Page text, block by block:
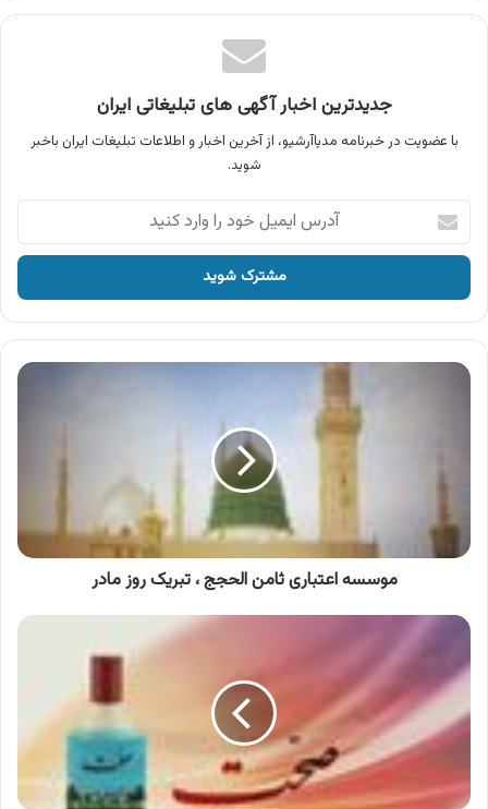
جدیدترین اخبار آگهی های تبلیغاتی ایران
با عضویت در خبرنامه مدیاآرشیو، از آخرین اخبار و اطلاعات تبلیغات ایران باخبر
شوید.
آدرس
ایمیل
خود
وارد
کنید
موسسه
تبریک
مادر
موسسه اعتباری ثامن الحجج ، تبریک روز مادر
آگهی
محصولات
صحت
شامپو
حنا